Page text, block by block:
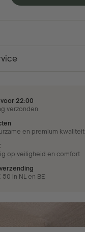
22:00
verzonden
en premium kwaliteit
op veiligheid en comfort
50 in NL en BE